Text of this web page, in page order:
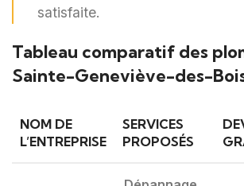
satisfaite.
Tableau comparatif des
Sainte-Geneviève-des-
NOM DE
L’ENTREPRISE
SERVICES
PROPOSÉS